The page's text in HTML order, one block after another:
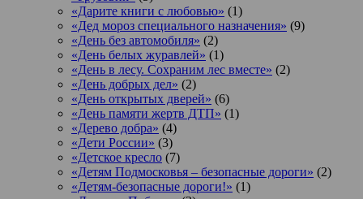
«Дарите книги с любовью» (1)
«Дед мороз специального назначения» (9)
«День без автомобиля» (2)
«День белых журавлей» (1)
«День в лесу. Сохраним лес вместе» (2)
«День добрых дел» (2)
«День открытых дверей» (6)
«День памяти жертв ДТП» (1)
«Дерево добра» (4)
«Дети России» (3)
«Детское кресло (7)
«Детям Подмосковья – безопасные дороги» (2)
«Детям-безопасные дороги!» (1)